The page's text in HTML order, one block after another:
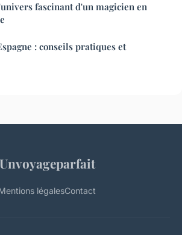
fascinant d'un magicien en
: conseils pratiques et
Unvoyageparfait
légalesContact